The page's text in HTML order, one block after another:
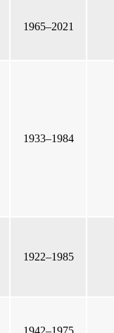
1965–2021
1933–1984
1922–1985
1942–1975